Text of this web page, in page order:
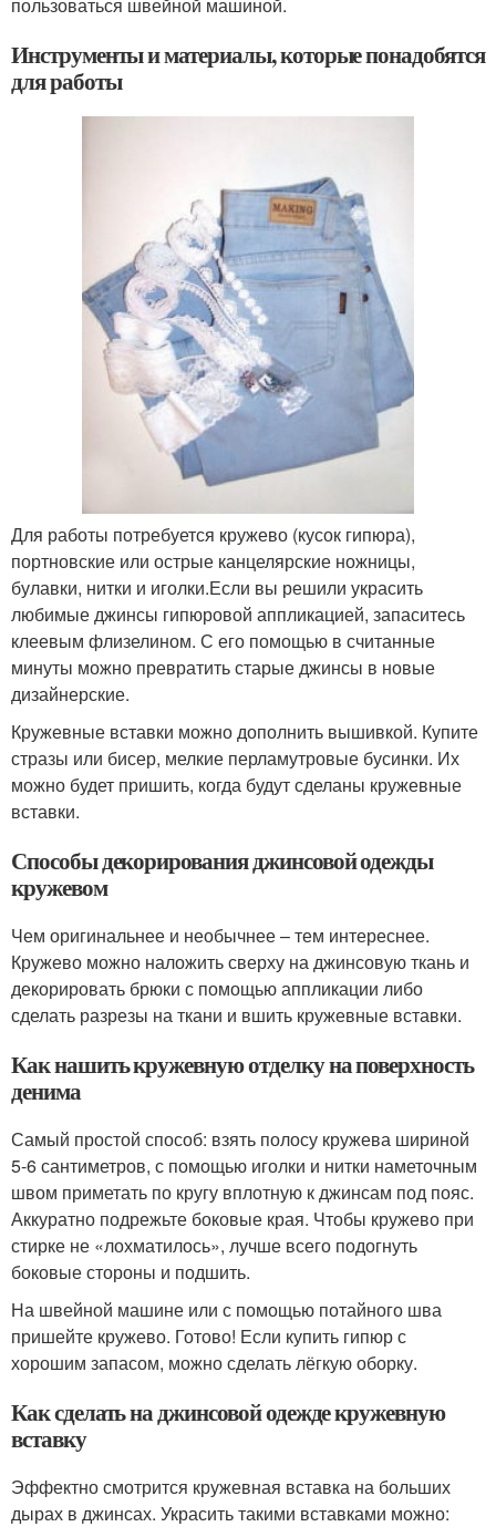
пользоваться швейной машиной.
Инструменты и материалы, которые понадобятся
для работы
Для работы потребуется кружево (кусок гипюра),
портновские или острые канцелярские ножницы,
булавки, нитки и иголки.Если вы решили украсить
любимые джинсы гипюровой аппликацией, запаситесь
клеевым флизелином. С его помощью в считанные
минуты можно превратить старые джинсы в новые
дизайнерские.
Кружевные вставки можно дополнить вышивкой. Купите
стразы или бисер, мелкие перламутровые бусинки. Их
можно будет пришить, когда будут сделаны кружевные
вставки.
Способы декорирования джинсовой одежды
кружевом
Чем оригинальнее и необычнее – тем интереснее.
Кружево можно наложить сверху на джинсовую ткань и
декорировать брюки с помощью аппликации либо
сделать разрезы на ткани и вшить кружевные вставки.
Как нашить кружевную отделку на поверхность
денима
Самый простой способ: взять полосу кружева шириной
5-6 сантиметров, с помощью иголки и нитки наметочным
швом приметать по кругу вплотную к джинсам под пояс.
Аккуратно подрежьте боковые края. Чтобы кружево при
стирке не «лохматилось», лучше всего подогнуть
боковые стороны и подшить.
На швейной машине или с помощью потайного шва
пришейте кружево. Готово! Если купить гипюр с
хорошим запасом, можно сделать лёгкую оборку.
Как сделать на джинсовой одежде кружевную
вставку
Эффектно смотрится кружевная вставка на больших
дырах в джинсах. Украсить такими вставками можно: